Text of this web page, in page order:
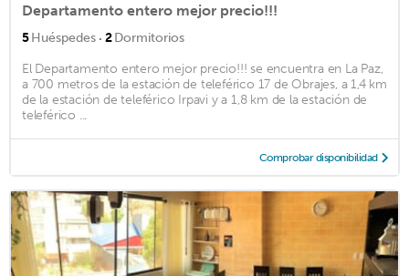
Departamento entero mejor precio!!!
5Huéspedes · 2Dormitorios
El Departamento entero mejor precio!!! se encuentra en La Paz,
a 700 metros de la estación de teleférico 17 de Obrajes, a 1,4 km
de la estación de teleférico Irpavi y a 1,8 km de la estación de
teleférico ...
Comprobar disponibilidad